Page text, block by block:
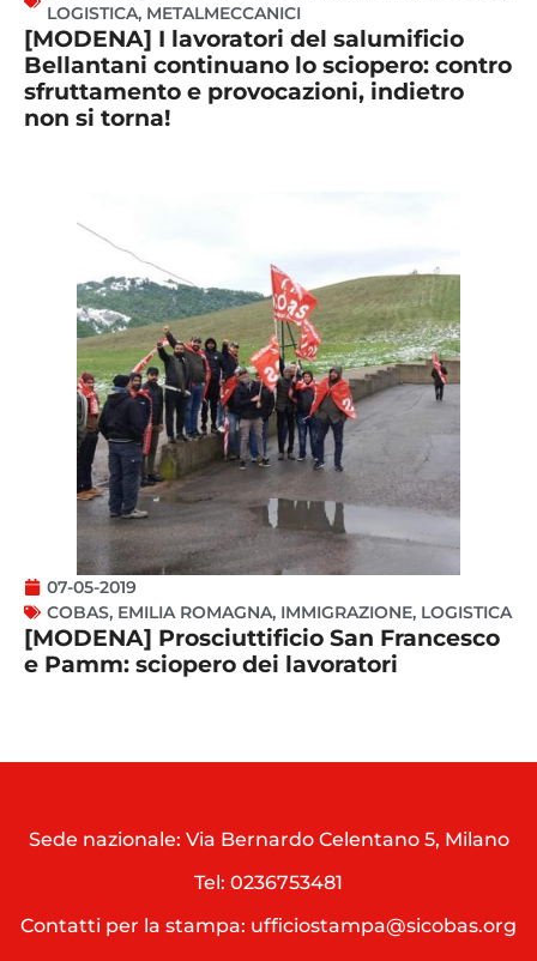
LOGISTICA, METALMECCANICI
[MODENA] I lavoratori del salumificio
Bellantani continuano lo sciopero: contro
sfruttamento e provocazioni, indietro
non si torna!
07-05-2019
COBAS, EMILIA ROMAGNA, IMMIGRAZIONE, LOGISTICA
[MODENA] Prosciuttificio San Francesco
e Pamm: sciopero dei lavoratori
Sede nazionale: Via Bernardo Celentano 5, Milano
Tel: 0236753481
Contatti per la stampa: ufficiostampa@sicobas.org